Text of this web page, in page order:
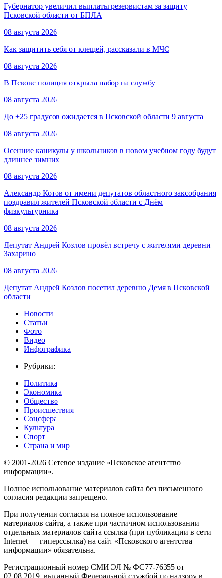
Губернатор увеличил выплаты резервистам за защиту
Псковской области от БПЛА
08 августа 2026
Как защитить себя от клещей, рассказали в МЧС
08 августа 2026
В Пскове полиция открыла набор на службу
08 августа 2026
До +25 градусов ожидается в Псковской области 9 августа
08 августа 2026
Осенние каникулы у школьников в новом учебном году будут
длиннее зимних
08 августа 2026
Александр Котов от имени депутатов областного заксобрания
поздравил жителей Псковской области с Днём
физкультурника
08 августа 2026
Депутат Андрей Козлов провёл встречу с жителями деревни
Захарино
08 августа 2026
Депутат Андрей Козлов посетил деревню Демя в Псковской
области
Новости
Статьи
Фото
Видео
Инфографика
Рубрики:
Политика
Экономика
Общество
Происшествия
Соцсфера
Культура
Спорт
Страна и мир
© 2001-2026 Сетевое издание «Псковское агентство
информации».
Полное использование материалов сайта без письменного
согласия редакции запрещено.
При получении согласия на полное использование
материалов сайта, а также при частичном использовании
отдельных материалов сайта ссылка (при публикации в сети
Internet — гиперссылка) на сайт «Псковского агентства
информации» обязательна.
Регистрационный номер СМИ ЭЛ № ФС77-76355 от
02.08.2019, выданный Федеральной службой по надзору в